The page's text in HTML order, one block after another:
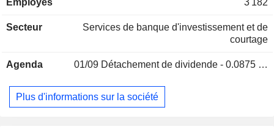
cryptomonnaies).
Employés 3 182
Secteur
Services de banque d'investissement et de
courtage
Agenda 01/09 Détachement de dividende - 0.0875 USD
Plus d'informations sur la société